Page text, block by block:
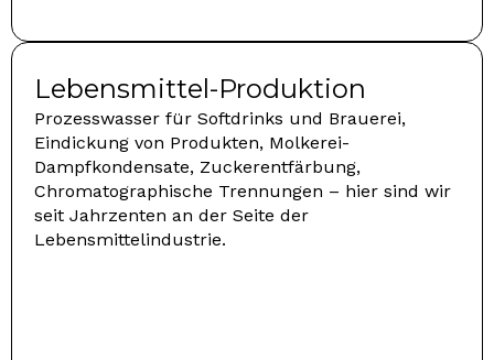
Lebensmittel-Produktion
Prozesswasser für Softdrinks und Brauerei,
Eindickung von Produkten, Molkerei-
Dampfkondensate, Zuckerentfärbung,
Chromatographische Trennungen – hier sind wir
seit Jahrzenten an der Seite der
Lebensmittelindustrie.